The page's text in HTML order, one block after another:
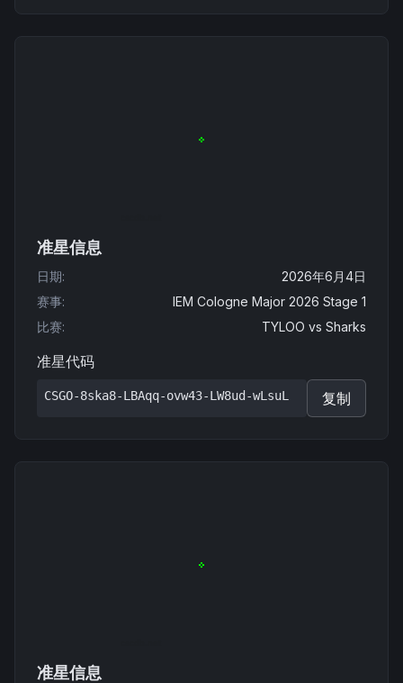
准星信息
日期:
2026年6月4日
赛事:
IEM Cologne Major 2026 Stage 1
比赛: TYLOO vs Sharks
准星代码
CSGO-8ska8-LBAqq-ovw43-LW8ud-wLsuL 复制
准星信息